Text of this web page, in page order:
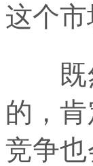
这个
既然
的，
竞争